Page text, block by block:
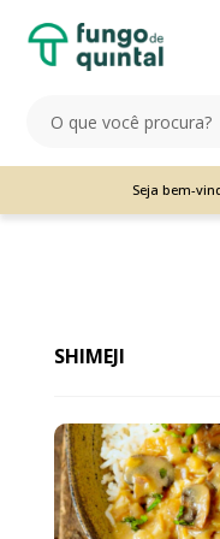
Seja bem-
SHIMEJI